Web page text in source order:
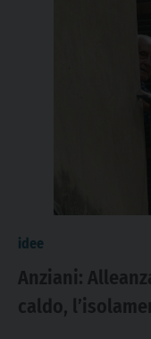
idee
Anziani:
caldo,